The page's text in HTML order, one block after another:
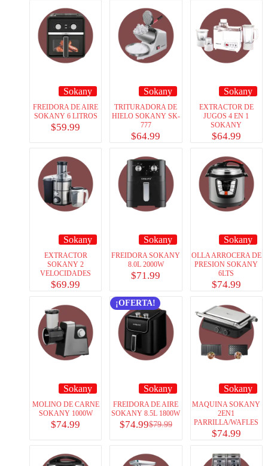
Sokany
FREIDORA DE AIRE
SOKANY 6 LITROS
$59.99
Sokany
TRITURADORA DE
HIELO SOKANY SK-
777
$64.99
Sokany
EXTRACTOR DE
JUGOS 4 EN 1
SOKANY
$64.99
Sokany
EXTRACTOR
SOKANY 2
VELOCIDADES
$69.99
Sokany
FREIDORA SOKANY
8.0L 2000W
$71.99
Sokany
OLLA ARROCERA DE
PRESION SOKANY
6LTS
$74.99
Sokany
MOLINO DE CARNE
SOKANY 1000W
$74.99
¡OFERTA!
Sokany
FREIDORA DE AIRE
SOKANY 8.5L 1800W
$79.99
$74.99
Sokany
MAQUINA SOKANY
2EN1
PARRILLA/WAFLES
$74.99